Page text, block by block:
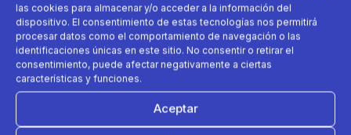
las cookies para almacenar y/o acceder a la información del
dispositivo. El consentimiento de estas tecnologías nos permitirá
procesar datos como el comportamiento de navegación o las
identificaciones únicas en este sitio. No consentir o retirar el
consentimiento, puede afectar negativamente a ciertas
características y funciones.
Aceptar